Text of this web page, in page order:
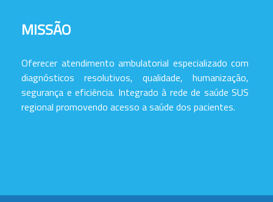
MISSÃO
Oferecer atendimento ambulatorial especializado com
diagnósticos resolutivos, qualidade, humanização,
segurança e eficiência. Integrado à rede de saúde SUS
regional promovendo acesso a saúde dos pacientes.